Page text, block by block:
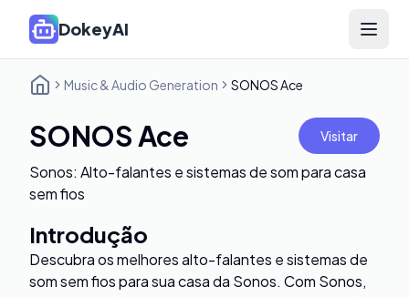
DokeyAI Open
Music & Audio Generation SONOS Ace
SONOS Ace Visitar
Sonos: Alto-falantes e sistemas de som para casa
sem fios
Introdução
Descubra os melhores alto-falantes e sistemas de
som sem fios para sua casa da Sonos. Com Sonos,